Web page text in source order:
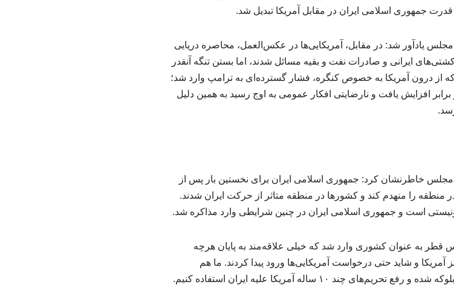
جمهوری اسلامی ایران در مقابل آمریکا تبدیل شد.
یادآور شد: در مقابل، آمریکایی‌ها در عکس‌العمل، محاصره دریایی
ایرانی و صادرات نفت و بقیه مسائل شدند، اما بستن تنگه آنقدر
که از درون آمریکا به خصوص کنگره، فشار گسترده‌ای به ترامپ وارد شد؛
افزایش یافت و نارضایتی افکار عمومی به اوج رسید به همین دلیل
خاطرنشان کرد: جمهوری اسلامی ایران برای نخستین بار پس از
منطقه را منهدم کند و کشورها در منطقه متاثر از حرکت ایران شدند.
است و جمهوری اسلامی ایران در چنین شرایطی وارد مذاکره شد.
قطر به عنوان کشوری وارد شد که خیلی علاقه‌مند به پایان هرچه
و شاید حتی درخواست آمریکایی‌ها ورود پیدا کردند. ما هم
۱۰ ساله آمریکا علیه ایران استفاده کنیم.